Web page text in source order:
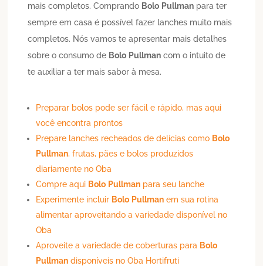
mais completos. Comprando Bolo Pullman para ter
sempre em casa é possível fazer lanches muito mais
completos. Nós vamos te apresentar mais detalhes
sobre o consumo de Bolo Pullman com o intuito de
te auxiliar a ter mais sabor à mesa.
Preparar bolos pode ser fácil e rápido, mas aqui
você encontra prontos
Prepare lanches recheados de delícias como Bolo
Pullman, frutas, pães e bolos produzidos
diariamente no Oba
Compre aqui Bolo Pullman para seu lanche
Experimente incluir Bolo Pullman em sua rotina
alimentar aproveitando a variedade disponível no
Oba
Aproveite a variedade de coberturas para Bolo
Pullman disponíveis no Oba Hortifruti